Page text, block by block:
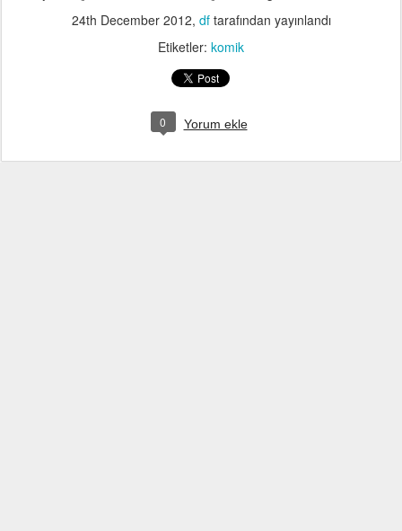
24th December 2012, dftarafından yayınlandı
Etiketler: komik
0 Yorum ekle